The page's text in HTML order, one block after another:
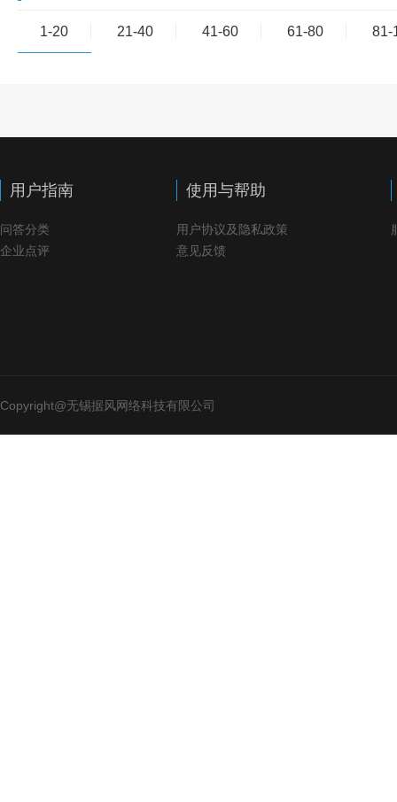
1-20 21-40 41-60 61-80 81-
用户指南
问答分类
企业点评
使用与帮助
用户协议及隐私政策
意见反馈
Copyright@无锡据风网络科技有限公司